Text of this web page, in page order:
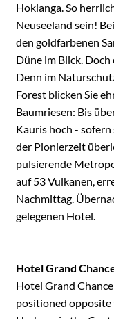
Hokianga. So
Neuseeland sein!
den goldfarbenen
Düne im Blick. Doch
Denn im
Forest blicken Sie
Baumriesen: Bis
Kauris hoch -
der Pionierzeit
pulsierende
auf 53 Vulkanen,
Nachmittag.
gelegenen Hotel.
Hotel Grand
Hotel Grand
positioned